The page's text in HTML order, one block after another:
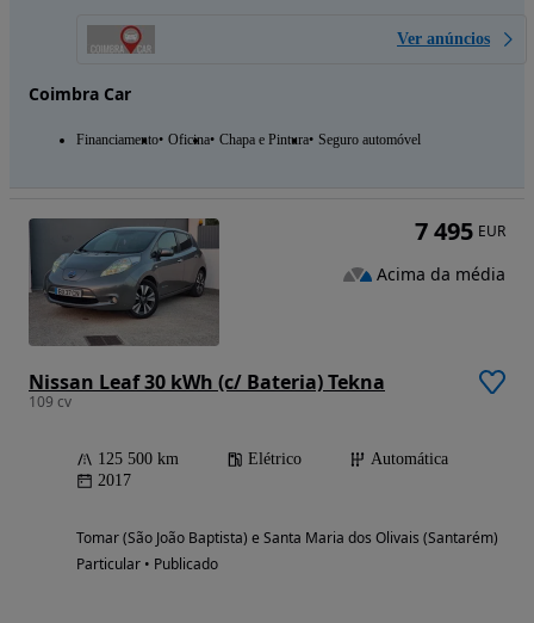
Ver anúncios
Coimbra Car
Financiamento Oficina Chapa e Pintura Seguro automóvel
Nissan Leaf 30 kWh (c/ Bateria) Tekna
109 cv
125 500 km Elétrico
Automática
2017
Tomar (São João Baptista) e Santa Maria dos Olivais (Santarém)
Particular • Publicado
7 495 EUR
Acima da média